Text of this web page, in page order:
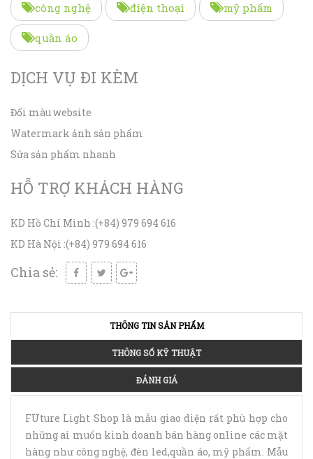
công nghệ điện thoại mỹ phẩm
quần áo
DỊCH VỤ ĐI KÈM
Đổi màu website
Watermark ảnh sản phẩm
Sửa sản phẩm nhanh
HỖ TRỢ KHÁCH HÀNG
KD Hồ Chí Minh :(+84) 979 694 616
KD Hà Nội :(+84) 979 694 616
Chia sẻ:
THÔNG TIN SẢN PHẨM
THÔNG SỐ KỸ THUẬT
ĐÁNH GIÁ
FUture Light Shop là mẫu giao diện rất phù hợp cho
những ai muốn kinh doanh bán hàng online các mặt
hàng như công nghệ, đèn led,quần áo, mỹ phẩm. Mẫu